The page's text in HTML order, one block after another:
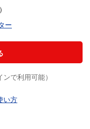
ー
で利用可能）
い方